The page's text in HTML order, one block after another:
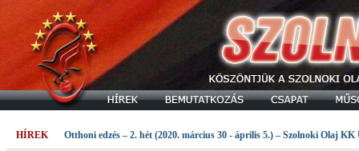
HÍREK Otthoni edzés – 2. hét (2020. március 30 - április 5.) – Szolnoki Olaj KK